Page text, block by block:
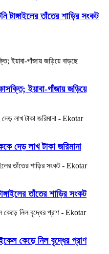
টাঙ্গাইলের তাঁতের শাড়ির সংকট
ইয়াবা-গাঁজায় জড়িয়ে
দেড় লাখ টাকা জরিমানা
তাঁতের শাড়ির সংকট
কেড়ে নিল বৃদ্ধের প্রাণ